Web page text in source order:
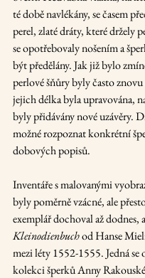
té době navlékány, se časem
perel, zlaté dráty, které držely
se opotřebovaly nošením a
být předělány. Jak již bylo
perlové šňůry byly často znovu
jejich délka byla upravována,
byly přidávány nové uzávěry.
možné rozpoznat konkrétní
dobových popisů.
Inventáře s malovanými
byly poměrně vzácné, ale
exemplář dochoval až dodnes,
Kleinodienbuch od Hanse
mezi léty 1552-1555. Jedná
kolekci šperků Anny